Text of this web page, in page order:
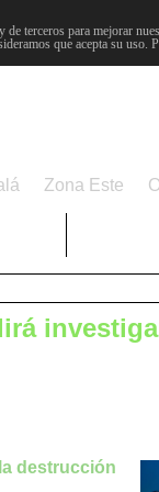
terceros para mejorar
que acepta su
Zona Este
destrucción